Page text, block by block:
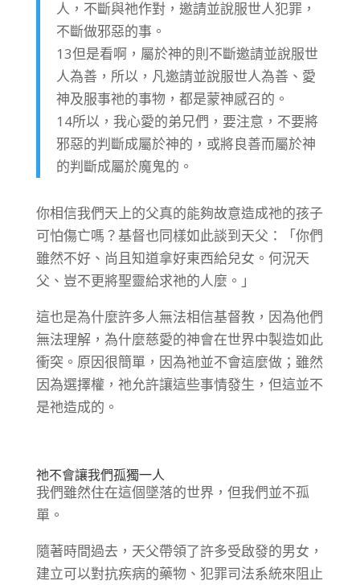
人，不斷與祂作對，邀請並說服世人犯罪，
不斷做邪惡的事。
13但是看啊，屬於神的則不斷邀請並說服世
人為善，所以，凡邀請並說服世人為善、愛
神及服事祂的事物，都是蒙神感召的。
14所以，我心愛的弟兄們，要注意，不要將
邪惡的判斷成屬於神的，或將良善而屬於神
的判斷成屬於魔鬼的。
你相信我們天上的父真的能夠故意造成祂的孩子
可怕傷亡嗎？基督也同樣如此談到天父：「你們
雖然不好、尚且知道拿好東西給兒女。何況天
父、豈不更將聖靈給求祂的人麼。」
這也是為什麼許多人無法相信基督教，因為他們
無法理解，為什麼慈愛的神會在世界中製造如此
衝突。原因很簡單，因為祂並不會這麼做；雖然
因為選擇權，祂允許讓這些事情發生，但這並不
是祂造成的。
祂不會讓我們孤獨一人
我們雖然住在這個墜落的世界，但我們並不孤
單。
隨著時間過去，天父帶領了許多受啟發的男女，
建立可以對抗疾病的藥物、犯罪司法系統來阻止